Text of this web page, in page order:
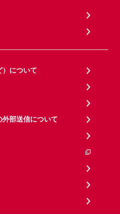
）について
部送信について